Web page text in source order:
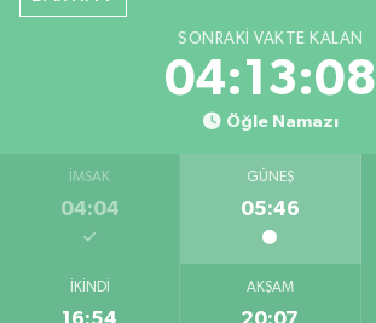
SONRAKI VAKTE KALAN
04:13:07
Öğle Namazı
İMSAK
04:04
GÜNEŞ
05:46
İKINDI AKŞAM